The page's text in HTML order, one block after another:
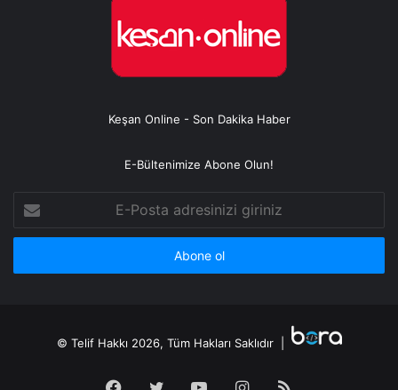
Keşan Online - Son Dakika Haber
E-Bültenimize Abone Olun!
Posta
adresinizi
© Telif Hakkı 2026, Tüm Hakları Saklıdır |
Facebook
TwitterYouTubeInstagram
RSS